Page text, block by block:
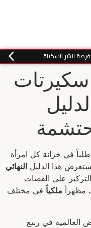
لنشر السكينة
الدليل
طلباً في خزانة كل امرأة
هذا الدليل النهائي
لعام 2026، مع التركيز على القصات
مظهراً ملكياً في مختلف
العالمية في ربيع